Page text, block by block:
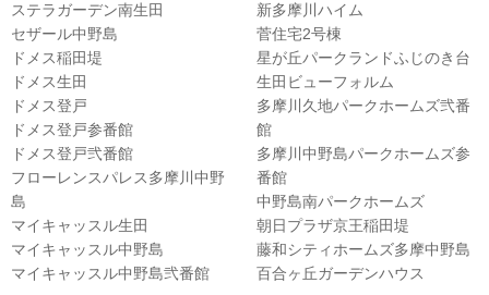
ステラガーデン南生田
セザール中野島
ドメス稲田堤
ドメス生田
ドメス登戸
ドメス登戸参番館
ドメス登戸弐番館
フローレンスパレス多摩川中野
島
マイキャッスル生田
マイキャッスル中野島
マイキャッスル中野島弐番館
新多摩川ハイム
菅住宅2号棟
星が丘パークランドふじのき台
生田ビューフォルム
多摩川久地パークホームズ弐番
館
多摩川中野島パークホームズ参
番館
中野島南パークホームズ
朝日プラザ京王稲田堤
藤和シティホームズ多摩中野島
百合ヶ丘ガーデンハウス